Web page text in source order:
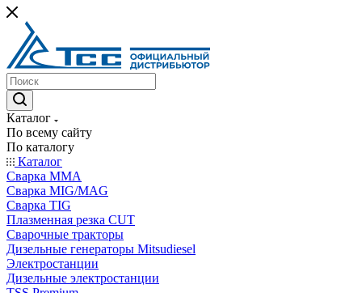
Каталог
По всему сайту
По каталогу
Каталог
Сварка MMA
Сварка MIG/MAG
Сварка TIG
Плазменная резка CUT
Сварочные тракторы
Дизельные генераторы Mitsudiesel
Электростанции
Дизельные электростанции